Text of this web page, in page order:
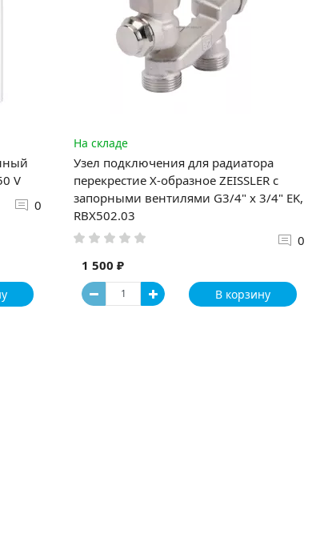
V
0
На складе
Узел подключения для радиатора
перекрестие Х-образное ZEISSLER с
запорными вентилями G3/4" x 3/4" EK,
RBX502.03
0
1 500 ₽
В корзину